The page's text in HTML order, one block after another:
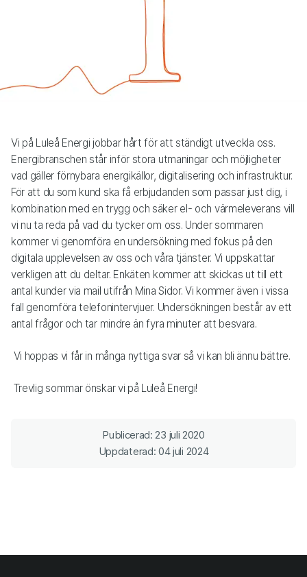
Vi på Luleå Energi jobbar hårt för att ständigt utveckla oss.
Energibranschen står inför stora utmaningar och möjligheter
vad gäller förnybara energikällor, digitalisering och infrastruktur.
För att du som kund ska få erbjudanden som passar just dig, i
kombination med en trygg och säker el- och värmeleverans vill
vi nu ta reda på vad du tycker om oss. Under sommaren
kommer vi genomföra en undersökning med fokus på den
digitala upplevelsen av oss och våra tjänster. Vi uppskattar
verkligen att du deltar. Enkäten kommer att skickas ut till ett
antal kunder via mail utifrån Mina Sidor. Vi kommer även i vissa
fall genomföra telefonintervjuer. Undersökningen består av ett
antal frågor och tar mindre än fyra minuter att besvara.
Vi hoppas vi får in många nyttiga svar så vi kan bli ännu bättre.
Trevlig sommar önskar vi på Luleå Energi!
Publicerad: 23 juli 2020
Uppdaterad: 04 juli 2024